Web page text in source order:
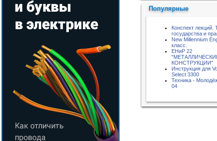
Популярные
Конспект лекций.
государства и
New Millennium
класс.
ЕНиР 22
КОНСТРУКЦИИ"
Инструкция для
Select 3300
Техника -
04